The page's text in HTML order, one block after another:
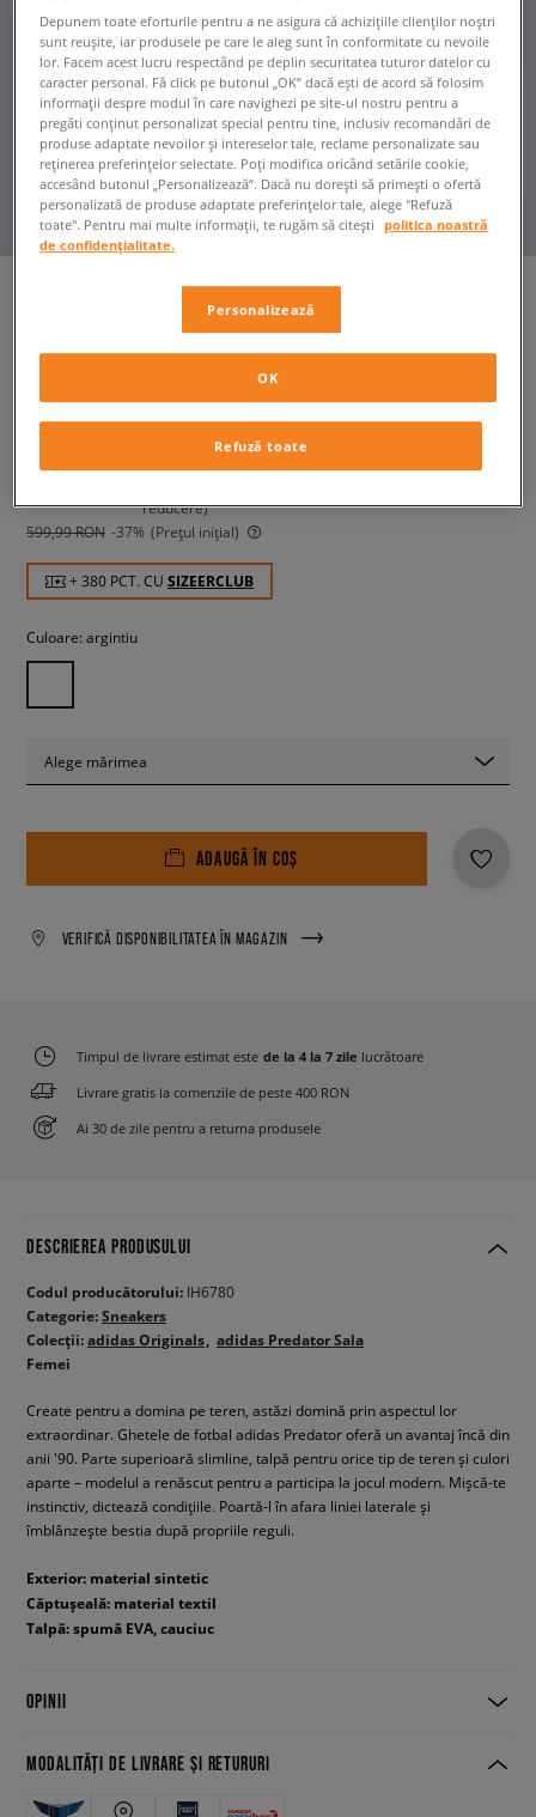
ADIDAS PREDATOR SALA W
reducere)
599,99 RON -37% (Prețul inițial)
+ 380 PCT. CU SIZEERCLUB
Culoare: argintiu
Alege mărimea
ADAUGĂ ÎN COȘ
VERIFICĂ DISPONIBILITATEA ÎN MAGAZIN
Timpul de livrare estimat este de la 4 la 7 zile lucrătoare
Livrare gratis la comenzile de peste 400 RON
Ai 30 de zile pentru a returna produsele
DESCRIEREA PRODUSULUI
Codul producătorului: IH6780
Categorie:Sneakers
Colecții:adidas Originals adidas Predator Sala
Femei
Create pentru a domina pe teren, astăzi domină prin aspectul lor
extraordinar. Ghetele de fotbal adidas Predator oferă un avantaj încă din
anii '90. Parte superioară slimline, talpă pentru orice tip de teren și culori
aparte – modelul a renăscut pentru a participa la jocul modern. Mișcă-te
instinctiv, dictează condițiile. Poartă-l în afara liniei laterale și
îmblânzește bestia după propriile reguli.
Exterior: material sintetic
Căptușeală: material textil
Talpă: spumă EVA, cauciuc
OPINII
MODALITĂȚI DE LIVRARE ȘI RETURURI
Depunem toate eforturile pentru a ne asigura că achizițiile clienților noștri
sunt reușite, iar produsele pe care le aleg sunt în conformitate cu nevoile
lor. Facem acest lucru respectând pe deplin securitatea tuturor datelor cu
caracter personal. Fă click pe butonul „OK” dacă ești de acord să folosim
informații despre modul în care navighezi pe site-ul nostru pentru a
pregăti conținut personalizat special pentru tine, inclusiv recomandări de
produse adaptate nevoilor și intereselor tale, reclame personalizate sau
reținerea preferințelor selectate. Poți modifica oricând setările cookie,
accesând butonul „Personalizează”. Dacă nu dorești să primești o ofertă
personalizată de produse adaptate preferințelor tale, alege "Refuză
toate". Pentru mai multe informații, te rugăm să citești
politica noastră
de confidențialitate.
Personalizează
Refuză toate
OK